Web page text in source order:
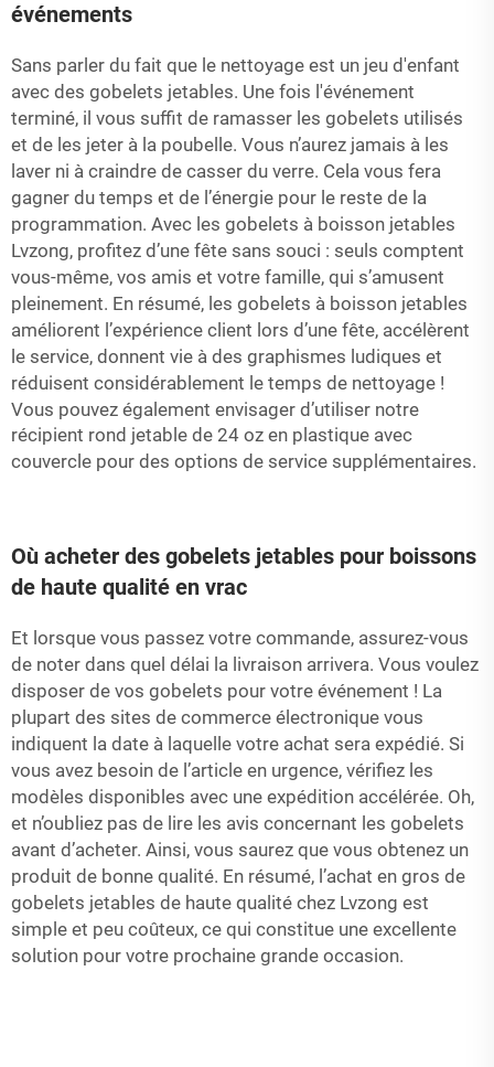
événements
Sans parler du fait que le nettoyage est un jeu d'enfant
avec des gobelets jetables. Une fois l'événement
terminé, il vous suffit de ramasser les gobelets utilisés
et de les jeter à la poubelle. Vous n’aurez jamais à les
laver ni à craindre de casser du verre. Cela vous fera
gagner du temps et de l’énergie pour le reste de la
programmation. Avec les gobelets à boisson jetables
Lvzong, profitez d’une fête sans souci : seuls comptent
vous-même, vos amis et votre famille, qui s’amusent
pleinement. En résumé, les gobelets à boisson jetables
améliorent l’expérience client lors d’une fête, accélèrent
le service, donnent vie à des graphismes ludiques et
réduisent considérablement le temps de nettoyage !
Vous pouvez également envisager d’utiliser notre
récipient rond jetable de 24 oz en plastique avec
couvercle pour des options de service supplémentaires.
Où acheter des gobelets jetables pour boissons
de haute qualité en vrac
Et lorsque vous passez votre commande, assurez-vous
de noter dans quel délai la livraison arrivera. Vous voulez
disposer de vos gobelets pour votre événement ! La
plupart des sites de commerce électronique vous
indiquent la date à laquelle votre achat sera expédié. Si
vous avez besoin de l’article en urgence, vérifiez les
modèles disponibles avec une expédition accélérée. Oh,
et n’oubliez pas de lire les avis concernant les gobelets
avant d’acheter. Ainsi, vous saurez que vous obtenez un
produit de bonne qualité. En résumé, l’achat en gros de
gobelets jetables de haute qualité chez Lvzong est
simple et peu coûteux, ce qui constitue une excellente
solution pour votre prochaine grande occasion.